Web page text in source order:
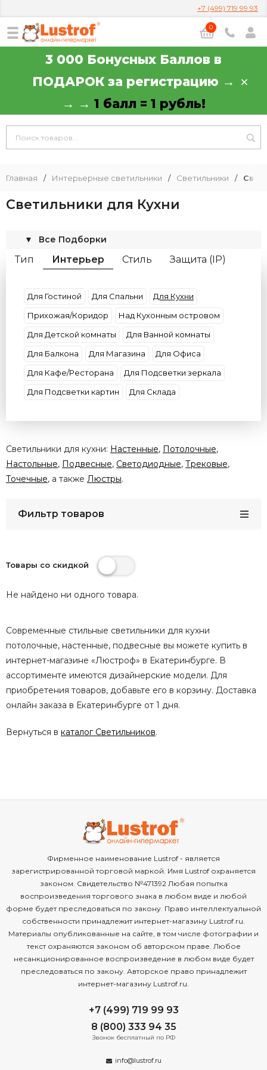
+7 (499) 719 99 93
0
3 000 Бонусных Баллов в
ПОДАРОК за регистрацию →
→ → 1 балл = 1 рубль!
Главная / Интерьерные светильники / Светильники /
Светильники для Кухни
Все Подборки
▼
Тип Интерьер Стиль
Защита (IP)
Потолки
Цоколь
Материал плафона
Размер
Бренд
Для Гостиной Для Спальни
Для Кухни
Прихожая/Коридор
Над Кухонным островом
Для Детской комнаты
Для Ванной комнаты
Для Балкона
Для Магазина
Для Офиса
Для Кафе/Ресторана
Для Подсветки зеркала
Для Подсветки картин
Для Склада
Светильники для кухни: Настенные, Потолочные,
Настольные, Подвесные, Светодиодные, Трековые,
Точечные, а также Люстры.
Фильтр товаров
Товары со скидкой
Не найдено ни одного товара.
Современные стильные светильники для кухни
потолочные, настенные, подвесные вы можете купить в
интернет-магазине «Люстроф» в Екатеринбурге. В
ассортименте имеются дизайнерские модели. Для
приобретения товаров, добавьте его в корзину. Доставка
онлайн заказа в Екатеринбурге от 1 дня.
Вернуться в каталог Светильников.
Фирменное наименование Lustrof - является
зарегистрированной торговой маркой. Имя Lustrof охраняется
законом. Свидетельство №471392 Любая попытка
воспроизведения торгового знака в любом виде и любой
форме будет преследоваться по закону. Право интеллектуальной
собственности принадлежит интернет-магазину Lustrof.ru.
Материалы опубликованные на сайте, в том числе фотографии и
текст охраняются законом об авторском праве. Любое
несанкционированное воспроизведение в любом виде будет
преследоваться по закону. Авторское право принадлежит
интернет-магазину Lustrof.ru.
+7 (499) 719 99 93
8 (800) 333 94 35
Звонок бесплатный по РФ
info@lustrof.ru